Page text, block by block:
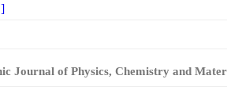
Journal of Physics, Chemistry and